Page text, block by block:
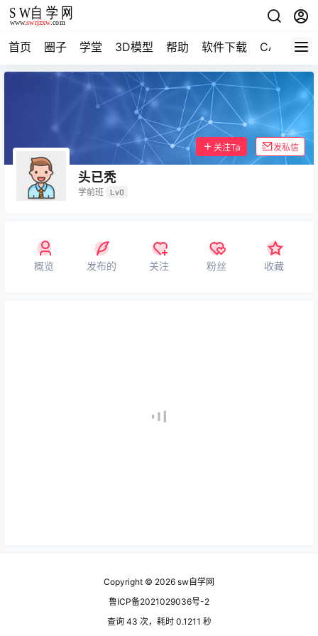
首页 圈子 学堂 3D模型 帮助 软件下载 CAD资料
头已秃
学前班 Lv0
关注Ta 发私信
概览 发布的 关注 粉丝 收藏
Copyright © 2026 sw自学网
鲁ICP备2021029036号-2
查询 43 次，耗时 0.1211 秒